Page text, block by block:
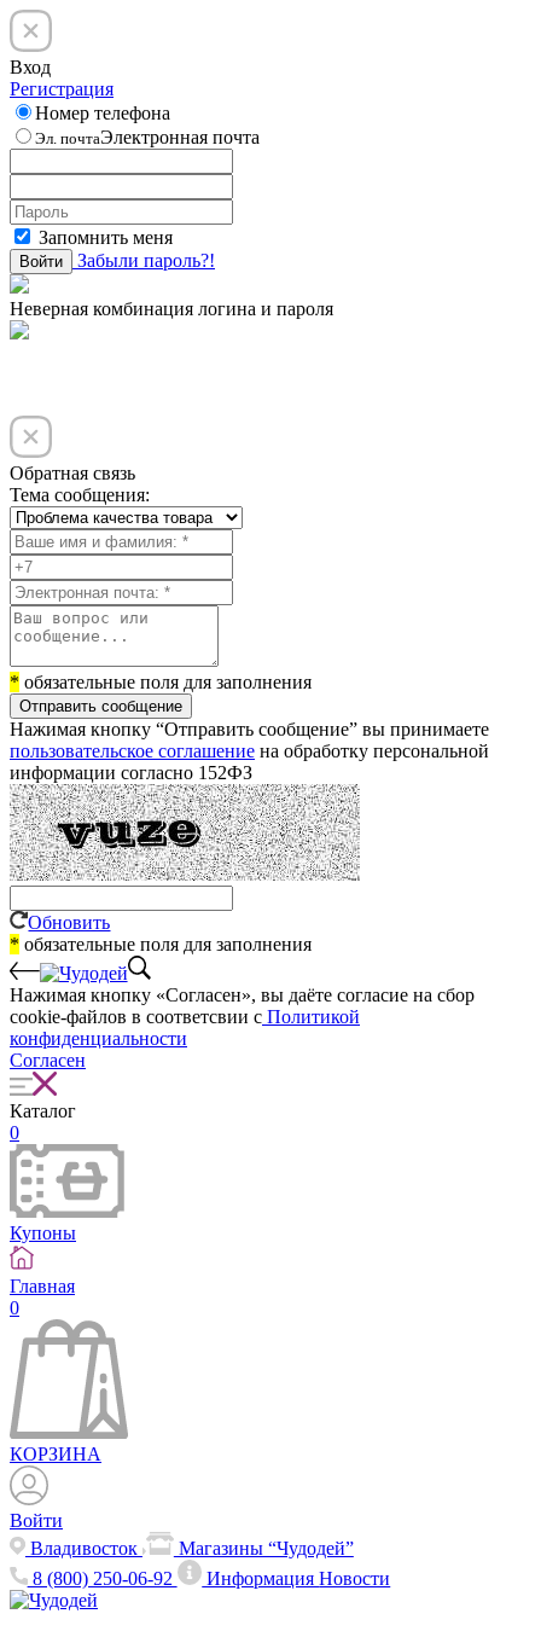
Вход
Регистрация
Номер телефона
Эл. почтаЭлектронная почта
Запомнить меня
Войти Забыли пароль?!
Неверная комбинация логина и пароля
Обратная связь
Тема сообщения:
* обязательные поля для заполнения
Отправить сообщение
Нажимая кнопку “Отправить сообщение” вы принимаете
пользовательское соглашение на обработку персональной
информации согласно 152ФЗ
Обновить
* обязательные поля для заполнения
Нажимая кнопку «Согласен», вы даёте cогласие на сбор
cookie-файлов в соответсвии с Политикой
конфиденциальности
Согласен
Каталог
0
Купоны
Главная
0
КОРЗИНА
Войти
Владивосток
Магазины “Чудодей”
8 (800) 250-06-92
ИнформацияНовости